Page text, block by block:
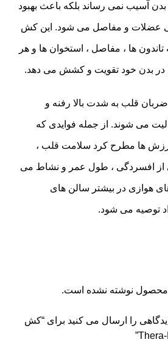
بدن آسیب نمی رساند بلکه باعث بهبود
عضلات و مفاصل می شود. این کش
ها ، مفاصل ، استخوان ها و هر
در بدن خود تقویت و کشش می دهد.
قلب به شدت بالا رفنه و
می شوند. از جمله فوایدی که
ورزش ها مطرح کرد سلامت قلب ،
از افسردگی ، طول عمر و نشاط می
هوازی در بیشتر سالن های
توصیه می شود.
محصول نوشته نشده است.
را ارسال می کنید برای “کش